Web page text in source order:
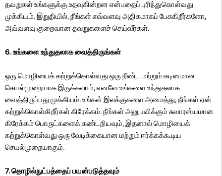
தவறுகள் உங்களுக்கு உதவுகின்றன என்பதைப் புரிந்துகொள்வது
முக்கியம். இறுதியில், நீங்கள் எவ்வளவு அதிகமாகப் பேசுகிறீர்களோ,
அவ்வளவு குறைவான தவறுகளைச் செய்வீர்கள்.
6. உங்களை உந்துதலாக வைத்திருங்கள்
ஒரு மொழியைக் கற்றுக்கொள்வது ஒரு நீண்ட மற்றும் கடினமான
செயல்முறையாக இருக்கலாம், எனவே உங்களை உந்துதலாக
வைத்திருப்பது முக்கியம். உங்கள் இலக்குகளை அமைத்து, நீங்கள் ஏன்
கற்றுக்கொள்கிறீர்கள் கிரேக்கம். நீங்கள் அனுபவிக்கும் சுவாரஸ்யமான
கிரேக்கம் பொருட்களைக் கண்டறியவும், இதனால் மொழியைக்
கற்றுக்கொள்வது ஒரு வேடிக்கையான மற்றும் ஈர்க்கக்கூடிய
செயல்முறையாகும்.
7. தொழில்நுட்பத்தைப் பயன்படுத்தவும்